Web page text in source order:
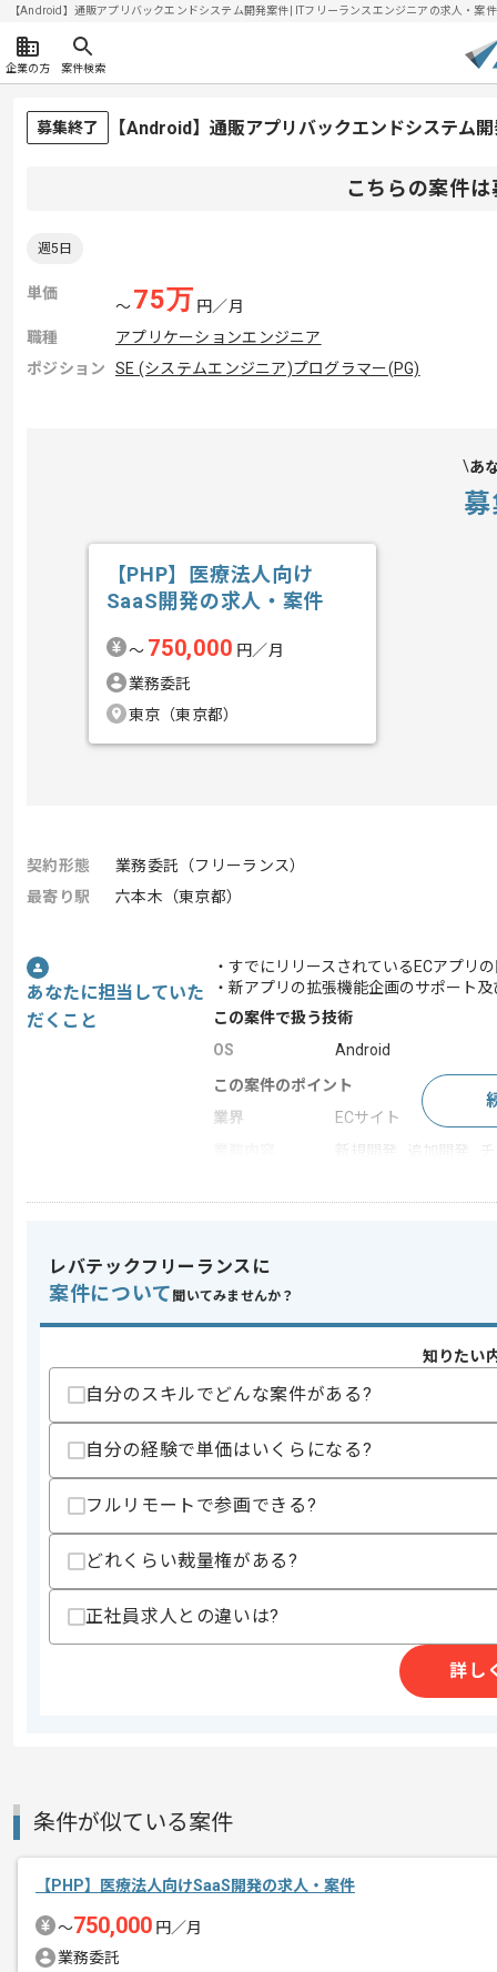
【Android】通販アプリバックエンドシステム開発案件| ITフリーランスエンジニアの求人・
企業の方 案件検索
募集終了 【Android】通販アプリバックエンドシステム
こちらの案件
週5日
単価
〜75万 円／月
職種
アプリケーションエンジニア
ポジション
SE (システムエンジニア)プログラマー(PG)
あ
【PHP】医療法人向け
SaaS開発の求人・案件
〜 750,000 円／月
業務委託
東京（東京都）
契約形態
業務委託（フリーランス）
最寄り駅
六本木（東京都）
あなたに担当していた
だくこと
・すでにリリースされているECアプリ
・新アプリの拡張機能企画のサポート
この案件で扱う技術
OS
Android
この案件のポイント
業界
ECサイト
新規開発 , 追加開発 ,
スキル
求めるスキル
・Androidアプリ開発の実務経験
・要件のヒアリングや仕様設計をした経
・Eコマースや小売販売システムののア
・物流システムや会計システムの運用/
上記に似た経験やスキルをお持ちであれば申
精算・お支払い
精算条件
有
精算基準時間
作業開始日
エージェントからのコ
メント
レバテックフリーランスに
案件について 聞いてみませんか？
知りたい
自分のスキルでどんな案件がある?
自分の経験で単価はいくらになる?
フルリモートで参画できる?
どれくらい裁量権がある?
正社員求人との違いは?
詳し
条件が似ている案件
【PHP】医療法人向けSaaS開発の求人・案件
〜750,000 円／月
業務委託